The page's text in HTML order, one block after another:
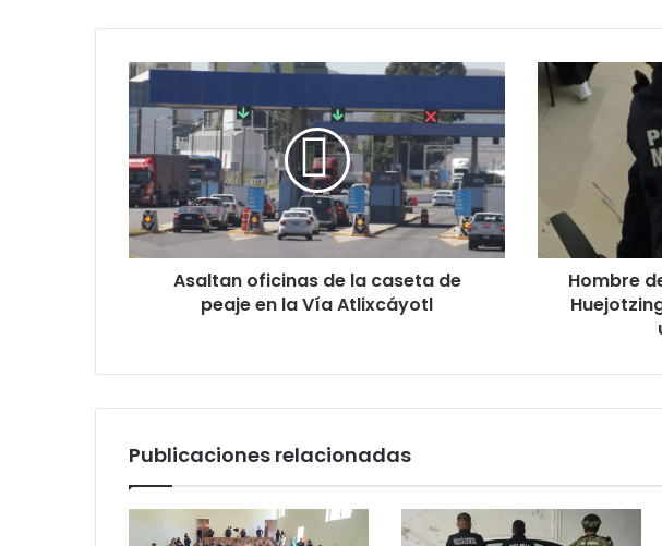
Asaltan oficinas de la caseta de
peaje en la Vía Atlixcáyotl
Hombre
Publicaciones relacionadas